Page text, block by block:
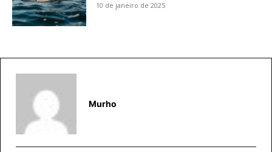
10 de janeiro de 2025
Murho